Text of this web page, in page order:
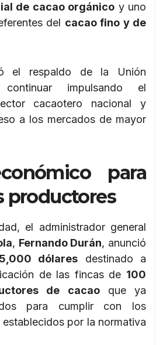
de cacao orgánico y uno
del cacao fino y de
el respaldo de la Unión
impulsando el
cacaotero nacional y
a los mercados de mayor
para
productores
el administrador general
, Fernando Durán, anunció
dólares destinado a
de las fincas de 100
de cacaoque ya
para cumplir con los
por la normativa